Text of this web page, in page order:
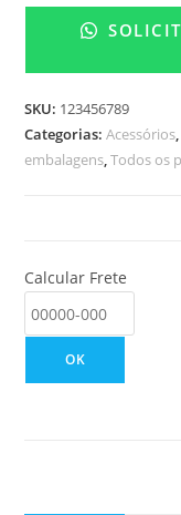
SKU: 123456789
Categorias:Acessórios,
embalagens,Todos os
Calcular Frete
OK